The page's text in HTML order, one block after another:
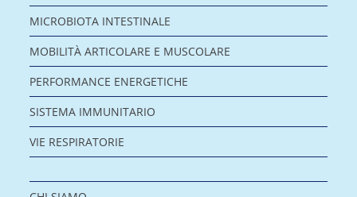
MICROBIOTA INTESTINALE
MOBILITÀ ARTICOLARE E MUSCOLARE
PERFORMANCE ENERGETICHE
SISTEMA IMMUNITARIO
VIE RESPIRATORIE